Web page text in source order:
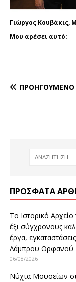
Γιώργος Κουβάκις,
Μου αρέσει αυτό:
ΠΡΟΗΓΟΎΜΕΝΟ
ΠΡΌΣΦΑΤΑ
Το Ιστορικό
έξι σύγχρονους
έργα,
Λάμπρου Ορφανού
06/08/2026
Νύχτα Μουσείων